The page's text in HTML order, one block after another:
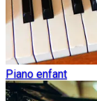
Piano enfant